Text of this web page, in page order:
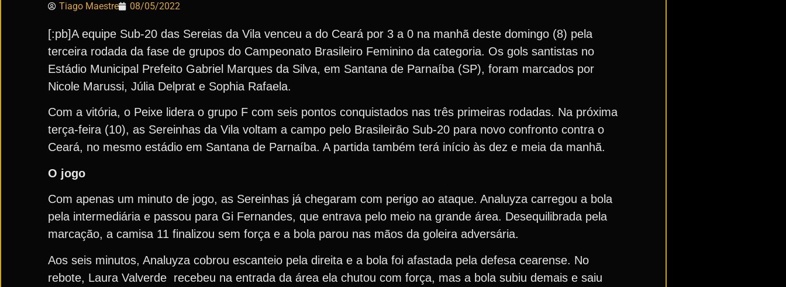
Tiago Maestre 08/05/2022
[:pb]A equipe Sub-20 das Sereias da Vila venceu a do Ceará por 3 a 0 na manhã deste domingo (8) pela
terceira rodada da fase de grupos do Campeonato Brasileiro Feminino da categoria. Os gols santistas no
Estádio Municipal Prefeito Gabriel Marques da Silva, em Santana de Parnaíba (SP), foram marcados por
Nicole Marussi, Júlia Delprat e Sophia Rafaela.
Com a vitória, o Peixe lidera o grupo F com seis pontos conquistados nas três primeiras rodadas. Na próxima
terça-feira (10), as Sereinhas da Vila voltam a campo pelo Brasileirão Sub-20 para novo confronto contra o
Ceará, no mesmo estádio em Santana de Parnaíba. A partida também terá início às dez e meia da manhã.
O jogo
Com apenas um minuto de jogo, as Sereinhas já chegaram com perigo ao ataque. Analuyza carregou a bola
pela intermediária e passou para Gi Fernandes, que entrava pelo meio na grande área. Desequilibrada pela
marcação, a camisa 11 finalizou sem força e a bola parou nas mãos da goleira adversária.
Aos seis minutos, Analuyza cobrou escanteio pela direita e a bola foi afastada pela defesa cearense. No
rebote, Laura Valverde recebeu na entrada da área ela chutou com força, mas a bola subiu demais e saiu